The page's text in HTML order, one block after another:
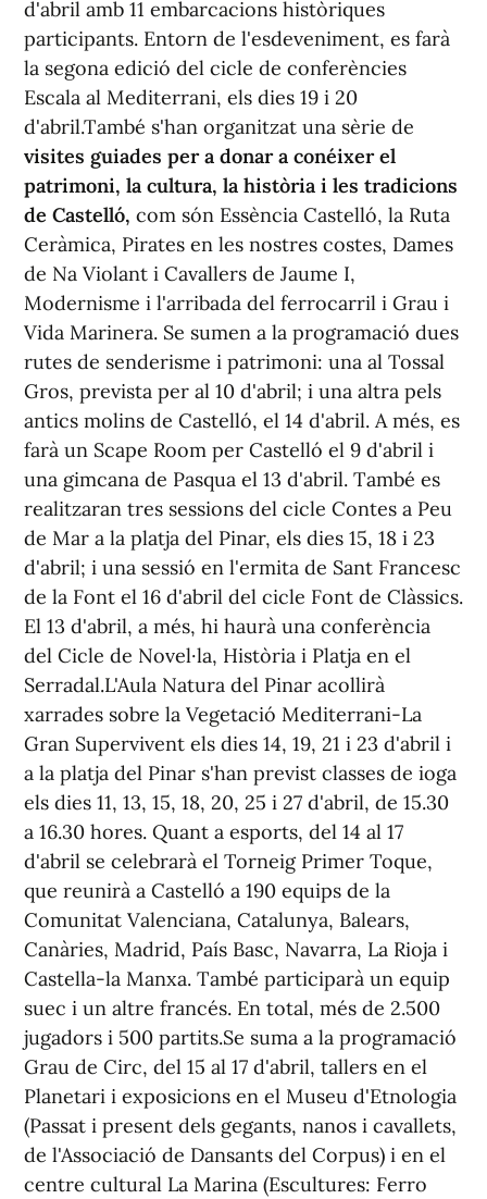
d'abril amb 11 embarcacions històriques
participants. Entorn de l'esdeveniment, es farà
la segona edició del cicle de conferències
Escala al Mediterrani, els dies 19 i 20
d'abril.També s'han organitzat una sèrie de
visites guiades per a donar a conéixer el
patrimoni, la cultura, la història i les tradicions
de Castelló, com són Essència Castelló, la Ruta
Ceràmica, Pirates en les nostres costes, Dames
de Na Violant i Cavallers de Jaume I,
Modernisme i l'arribada del ferrocarril i Grau i
Vida Marinera. Se sumen a la programació dues
rutes de senderisme i patrimoni: una al Tossal
Gros, prevista per al 10 d'abril; i una altra pels
antics molins de Castelló, el 14 d'abril. A més, es
farà un Scape Room per Castelló el 9 d'abril i
una gimcana de Pasqua el 13 d'abril. També es
realitzaran tres sessions del cicle Contes a Peu
de Mar a la platja del Pinar, els dies 15, 18 i 23
d'abril; i una sessió en l'ermita de Sant Francesc
de la Font el 16 d'abril del cicle Font de Clàssics.
El 13 d'abril, a més, hi haurà una conferència
del Cicle de Novel·la, Història i Platja en el
Serradal.L'Aula Natura del Pinar acollirà
xarrades sobre la Vegetació Mediterrani-La
Gran Supervivent els dies 14, 19, 21 i 23 d'abril i
a la platja del Pinar s'han previst classes de ioga
els dies 11, 13, 15, 18, 20, 25 i 27 d'abril, de 15.30
a 16.30 hores. Quant a esports, del 14 al 17
d'abril se celebrarà el Torneig Primer Toque,
que reunirà a Castelló a 190 equips de la
Comunitat Valenciana, Catalunya, Balears,
Canàries, Madrid, País Basc, Navarra, La Rioja i
Castella-la Manxa. També participarà un equip
suec i un altre francés. En total, més de 2.500
jugadors i 500 partits.Se suma a la programació
Grau de Circ, del 15 al 17 d'abril, tallers en el
Planetari i exposicions en el Museu d'Etnologia
(Passat i present dels gegants, nanos i cavallets,
de l'Associació de Dansants del Corpus) i en el
centre cultural La Marina (Escultures: Ferro